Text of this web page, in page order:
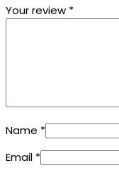
Your review *
Name *
Email *